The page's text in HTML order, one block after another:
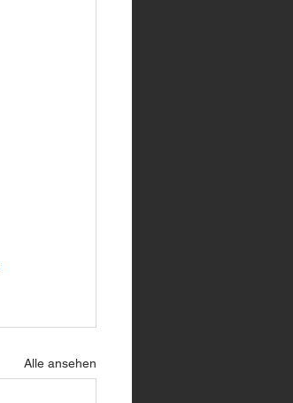
Alle ansehen